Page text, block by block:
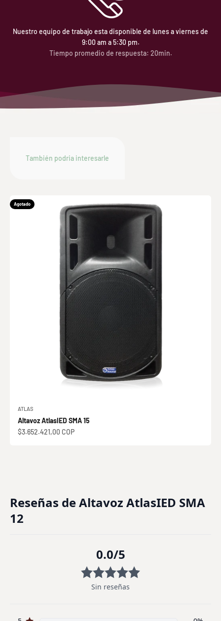
Nuestro equipo de trabajo esta disponible de lunes a viernes de
9:00 am a 5:30 pm.
Tiempo promedio de respuesta: 20min.
Agotado
ATLAS
Altavoz AtlasIED SMA 15
Precio de oferta
$3.652.421,00 COP